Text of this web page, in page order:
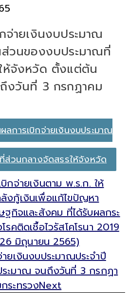
จ่ายเงินงบประมาณ
ส่วนของงบประมาณที่
ห้จังหวัด ตั้งแต่ต้น
งวันที่ 3 กรกฏาคม
ลการเบิกจ่ายเงินงบประมาณ
ส่วนกลางจัดสรรให้จังหวัด
บิกจ่ายเงินตาม พ.ร.ก. ให้
งกู้เงินเพื่อแก้ไขปัญหา
ฐกิจและสังคม ที่ได้รับผลกระ
รคติดเชื้อไวรัสโคโรนา 2019
มิถุนายน 2565)
ยเงินงบประมาณประจำปี
ะมาณ จนถึงวันที่ 3 กรกฏา
ระทรวงNext